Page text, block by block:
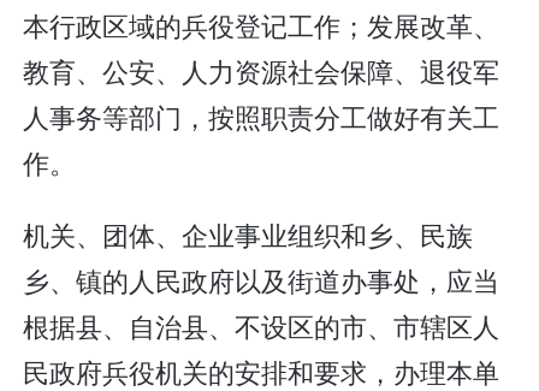
本行政区域的兵役登记工作；发展改革、
教育、公安、人力资源社会保障、退役军
人事务等部门，按照职责分工做好有关工
作。
机关、团体、企业事业组织和乡、民族
乡、镇的人民政府以及街道办事处，应当
根据县、自治县、不设区的市、市辖区人
民政府兵役机关的安排和要求，办理本单